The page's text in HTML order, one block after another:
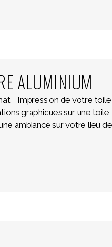
ALUMINIUM
Impression de votre toile
graphiques sur une toile
ambiance sur votre lieu de